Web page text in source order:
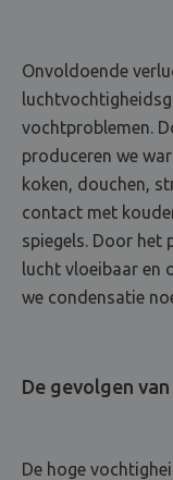
Onvoldoende
vochtproblemen.
produceren we
koken, douchen,
contact met
spiegels. Door het
lucht vloeibaar en
we condensatie
De gevolgen
De hoge